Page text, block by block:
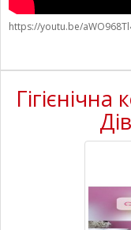
https://youtu.be/